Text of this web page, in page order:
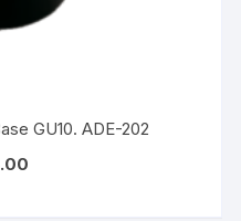
GU10. ADE-202